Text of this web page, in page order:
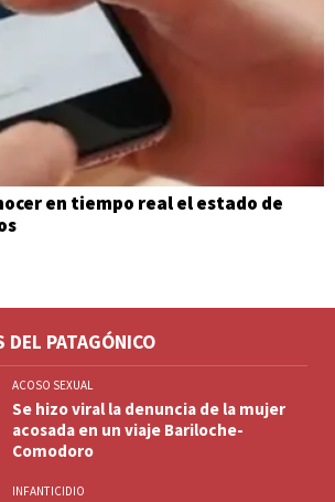
en tiempo real el estado de
DEL PATAGÓNICO
ACOSO SEXUAL
Se hizo viral la denuncia de la mujer
acosada en un viaje Bariloche-
Comodoro
INFANTICIDIO